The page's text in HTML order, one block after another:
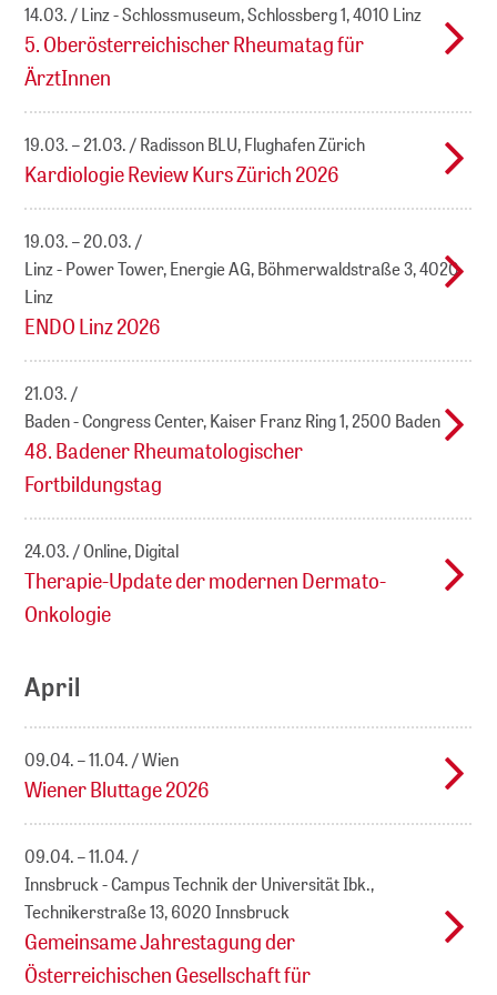
14.03. Linz - Schlossmuseum, Schlossberg 1, 4010 Linz
5. Oberösterreichischer Rheumatag für
ÄrztInnen
19.03. – 21.03. Radisson BLU, Flughafen Zürich
Kardiologie Review Kurs Zürich 2026
19.03. – 20.03.
Linz - Power Tower, Energie AG, Böhmerwaldstraße 3, 4020
Linz
ENDO Linz 2026
21.03.
Baden - Congress Center, Kaiser Franz Ring 1, 2500 Baden
48. Badener Rheumatologischer
Fortbildungstag
24.03. Online, Digital
Therapie-Update der modernen Dermato-
Onkologie
April
09.04. – 11.04. Wien
Wiener Bluttage 2026
09.04. – 11.04.
Innsbruck - Campus Technik der Universität Ibk.,
Technikerstraße 13, 6020 Innsbruck
Gemeinsame Jahrestagung der
Österreichischen Gesellschaft für